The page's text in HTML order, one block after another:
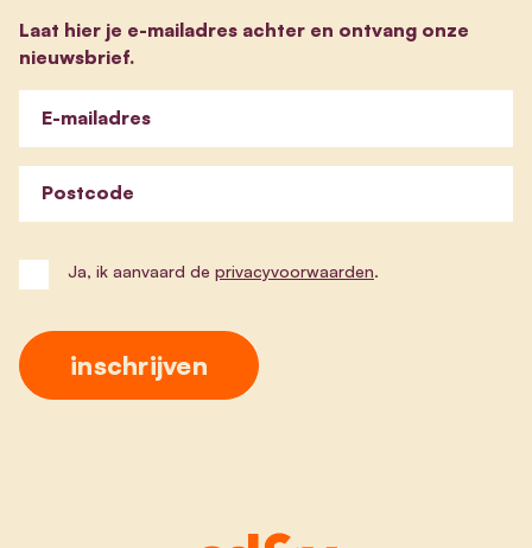
Laat hier je e-mailadres achter en ontvang onze
nieuwsbrief.
E-mailadres
Postcode
Ja, ik aanvaard de privacyvoorwaarden.